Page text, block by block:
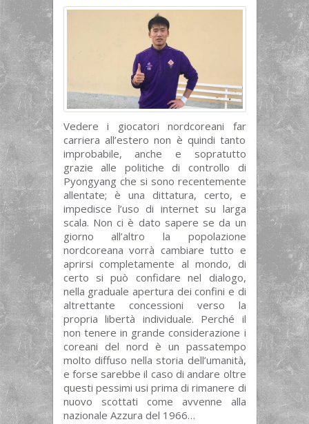
Vedere i giocatori nordcoreani far
carriera all’estero non è quindi tanto
improbabile, anche e sopratutto
grazie alle politiche di controllo di
Pyongyang che si sono recentemente
allentate; è una dittatura, certo, e
impedisce l’uso di internet su larga
scala. Non ci è dato sapere se da un
giorno all’altro la popolazione
nordcoreana vorrà cambiare tutto e
aprirsi completamente al mondo, di
certo si può confidare nel dialogo,
nella graduale apertura dei confini e di
altrettante concessioni verso la
propria libertà individuale. Perché il
non tenere in grande considerazione i
coreani del nord è un passatempo
molto diffuso nella storia dell’umanità,
e forse sarebbe il caso di andare oltre
questi pessimi usi prima di rimanere di
nuovo scottati come avvenne alla
nazionale Azzura del 1966…